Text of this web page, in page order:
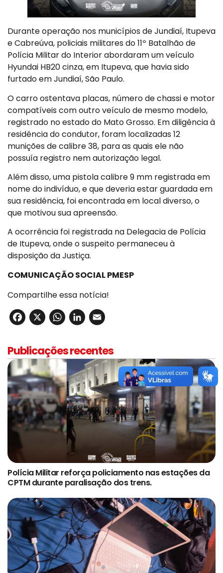
Durante operação nos municípios de Jundiaí, Itupeva
e Cabreúva, policiais militares do 11º Batalhão de
Polícia Militar do Interior abordaram um veículo
Hyundai HB20 cinza, em Itupeva, que havia sido
furtado em Jundiaí, São Paulo.
O carro ostentava placas, número de chassi e motor
compatíveis com outro veículo de mesmo modelo,
registrado no estado do Mato Grosso. Em diligência à
residência do condutor, foram localizadas 12
munições de calibre 38, para as quais ele não
possuía registro nem autorização legal.
Além disso, uma pistola calibre 9 mm registrada em
nome do indivíduo, e que deveria estar guardada em
sua residência, foi encontrada em local diverso, o
que motivou sua apreensão.
A ocorrência foi registrada na Delegacia de Polícia
de Itupeva, onde o suspeito permaneceu à
disposição da Justiça.
COMUNICAÇÃO SOCIAL PMESP
Compartilhe essa notícia!
Facebook
X WhatsApp
LinkedIn
Publicações recentes
Polícia Militar reforça policiamento nas estações da
CPTM durante paralisação dos trens.